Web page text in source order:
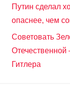
Путин сделал
опаснее, чем
Советовать
Отечественной
Гитлера